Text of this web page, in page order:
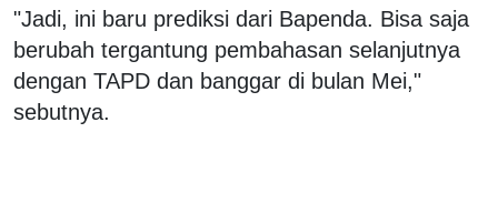
"Jadi, ini baru prediksi dari Bapenda. Bisa saja
berubah tergantung pembahasan selanjutnya
dengan TAPD dan banggar di bulan Mei,"
sebutnya.